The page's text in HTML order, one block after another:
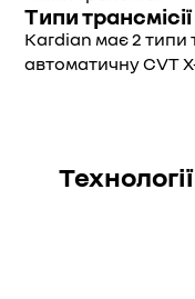
Типи трансмісії
Kardian має 2 типи
автоматичну CVT